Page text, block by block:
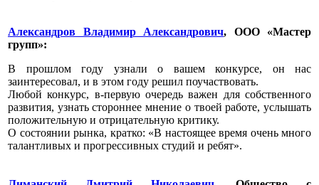
Александров Владимир Александрович, ООО «Мастер
групп»:
В прошлом году узнали о вашем конкурсе, он нас
заинтересовал, и в этом году решил поучаствовать.
Любой конкурс, в-первую очередь важен для собственного
развития, узнать стороннее мнение о твоей работе, услышать
положительную и отрицательную критику.
О состоянии рынка, кратко: «В настоящее время очень много
талантливых и прогрессивных студий и ребят».